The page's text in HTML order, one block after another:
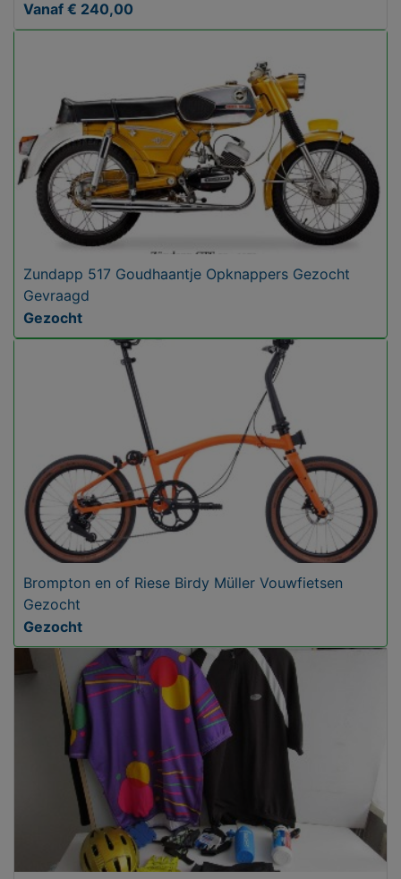
Vanaf € 240,00
Zundapp 517 Goudhaantje Opknappers Gezocht
Gevraagd
Gezocht
Brompton en of Riese Birdy Müller Vouwfietsen
Gezocht
Gezocht